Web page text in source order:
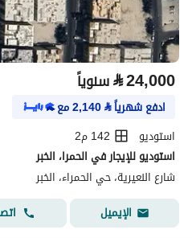
⃁24,000 سنوياً
ادفع شهرياً⃁
2,140مع
استوديو
142 م2
استوديو للإيجار في الحمرا، الخبر
شارع النعيرية، حي الحمراء، الخبر
الإيميل